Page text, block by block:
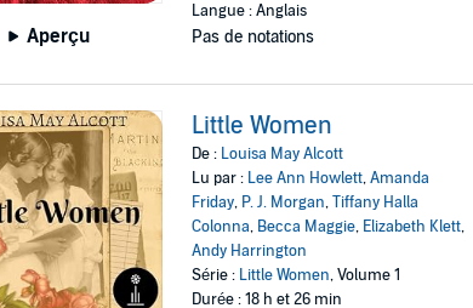
Aperçu
Langue : Anglais
Pas de notations
Little Women
De : Louisa May Alcott
Lu par : Lee Ann Howlett,Amanda
Friday, P. J. Morgan,Tiffany Halla
Colonna, Becca Maggie, Elizabeth Klett,
Andy Harrington
Série : Little Women, Volume 1
Durée : 18 h et 26 min